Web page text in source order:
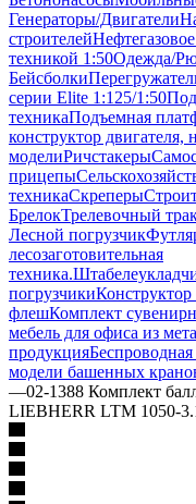
Генераторы/Двигатели
строителей
техникой 1:50Одежда/
Бейсболки
серии Elite 1:125/1:50
техникаПодъемная
конструктор двигателя,
моделиРичстакеры
прицепы
техникаСкреперы
БрелокТрелевочный
Лесной погрузчик
лесозаготовительная
техника.
погрузчикиКонструктор
флешКомплект
мебель для офиса из
продукцияБеспроводная
модели башенных
—02-1388 Комплект
LIEBHERR LTM 1050-